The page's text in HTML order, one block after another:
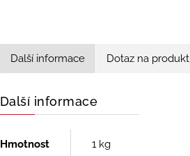
Další informace Dotaz na produkt
Další informace
Hmotnost 1 kg